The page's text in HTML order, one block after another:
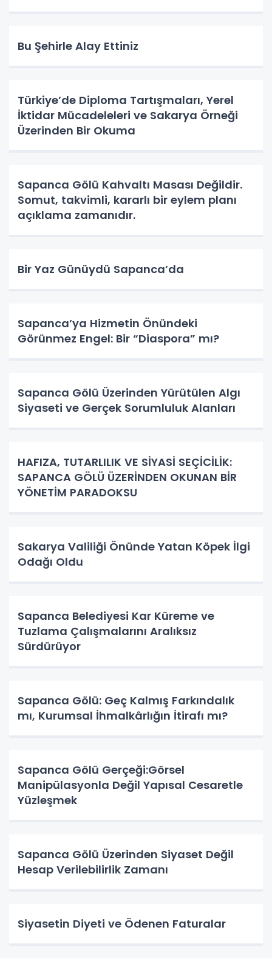
Bu Şehirle Alay Ettiniz
Türkiye’de Diploma Tartışmaları, Yerel
İktidar Mücadeleleri ve Sakarya Örneği
Üzerinden Bir Okuma
Sapanca Gölü Kahvaltı Masası Değildir.
Somut, takvimli, kararlı bir eylem planı
açıklama zamanıdır.
Bir Yaz Günüydü Sapanca’da
Sapanca’ya Hizmetin Önündeki
Görünmez Engel: Bir “Diaspora” mı?
Sapanca Gölü Üzerinden Yürütülen Algı
Siyaseti ve Gerçek Sorumluluk Alanları
HAFIZA, TUTARLILIK VE SİYASİ SEÇİCİLİK:
SAPANCA GÖLÜ ÜZERİNDEN OKUNAN BİR
YÖNETİM PARADOKSU
Sakarya Valiliği Önünde Yatan Köpek İlgi
Odağı Oldu
Sapanca Belediyesi Kar Küreme ve
Tuzlama Çalışmalarını Aralıksız
Sürdürüyor
Sapanca Gölü: Geç Kalmış Farkındalık
mı, Kurumsal İhmalkârlığın İtirafı mı?
Sapanca Gölü Gerçeği:Görsel
Manipülasyonla Değil Yapısal Cesaretle
Yüzleşmek
Sapanca Gölü Üzerinden Siyaset Değil
Hesap Verilebilirlik Zamanı
Siyasetin Diyeti ve Ödenen Faturalar